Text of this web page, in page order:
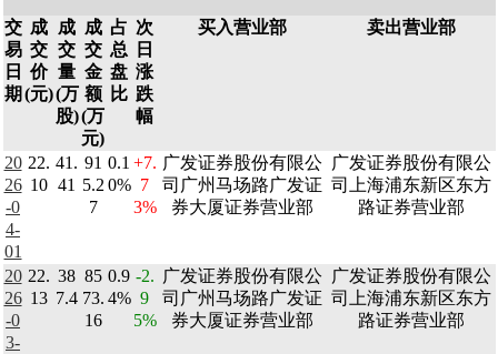
交
易
日
期
成
交
价
(元)
成
交
量
(万
股)
成
交
金
额
(万
元)
占
总
盘
比
次
日
涨
跌
幅
买入营业部 卖出营业部
20
26
-0
4-
01
22.
10
41.
41
91
5.2
7
0.1
0%
+7.
7
3%
广发证券股份有限公
司广州马场路广发证
券大厦证券营业部
广发证券股份有限公
司上海浦东新区东方
路证券营业部
20
26
-0
3-
22.
13
38
7.4
85
73.
16
0.9
4%
-2.
9
5%
广发证券股份有限公
司广州马场路广发证
券大厦证券营业部
广发证券股份有限公
司上海浦东新区东方
路证券营业部